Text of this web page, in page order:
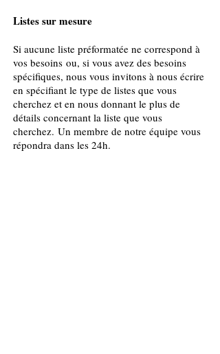
Listes sur mesure
Si aucune liste préformatée ne correspond à
vos besoins ou, si vous avez des besoins
spécifiques, nous vous invitons à nous écrire
en spécifiant le type de listes que vous
cherchez et en nous donnant le plus de
détails concernant la liste que vous
cherchez. Un membre de notre équipe vous
répondra dans les 24h.